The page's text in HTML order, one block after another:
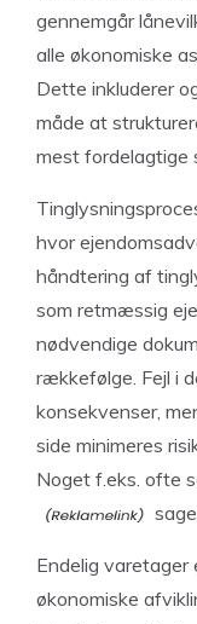
gennemgår
alle økonomiske
Dette inkluderer
måde at
mest fordelagtige
hvor
håndtering af
som retmæssig
nødvendige
rækkefølge. Fejl i
konsekvenser,
side minimeres
Noget f.eks. ofte
Endelig varetager
økonomiske